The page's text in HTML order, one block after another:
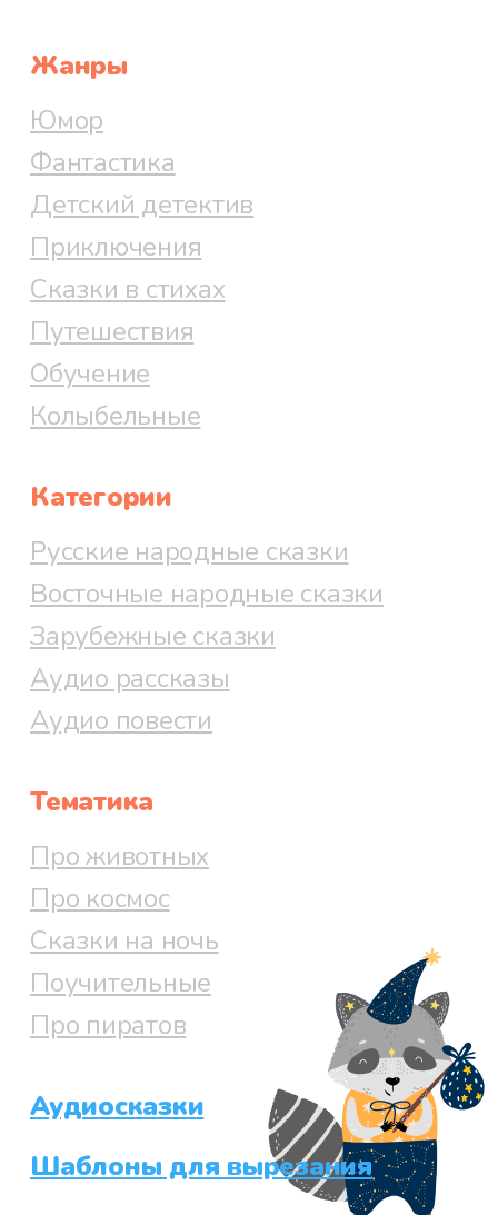
Жанры
Юмор
Фантастика
Детский детектив
Приключения
Сказки в стихах
Путешествия
Обучение
Колыбельные
Категории
Русские народные сказки
Восточные народные сказки
Зарубежные сказки
Аудио рассказы
Аудио повести
Тематика
Про животных
Про космос
Сказки на ночь
Поучительные
Про пиратов
Аудиосказки
Шаблоны для вырезания